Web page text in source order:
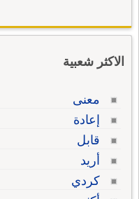
الاكثر شعبية
معنى
إعادة
قابل
أريد
كردي